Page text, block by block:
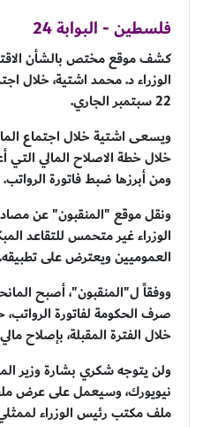
فلسطين - البوابة 24
كشف موقع مختص بالشأن
الوزراء د. محمد اشتية، خلال
22 سبتمبر الجاري.
ويسعى اشتية خلال اجتماع
خلال خطة الاصلاح المالي التي
ومن أبرزها ضبط فاتورة الرواتب.
ونقل موقع "المنقبون" عن
الوزراء غير متحمس للتقاعد
العموميين ويعترض على تطبيقه.
ووفقاً ل"المنقبون"، أصبح
صرف الحكومة لفاتورة
خلال الفترة المقبلة، بإصلاح
ولن يتوجه شكري بشارة وزير
نيويورك، وسيعمل على عرض
ملف مكتب رئيس الوزراء